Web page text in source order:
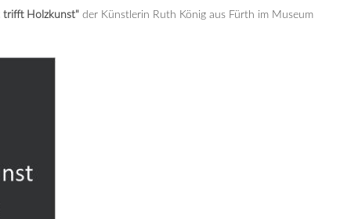
trifft Holzkunst" der Künstlerin Ruth König aus Fürth im Museum